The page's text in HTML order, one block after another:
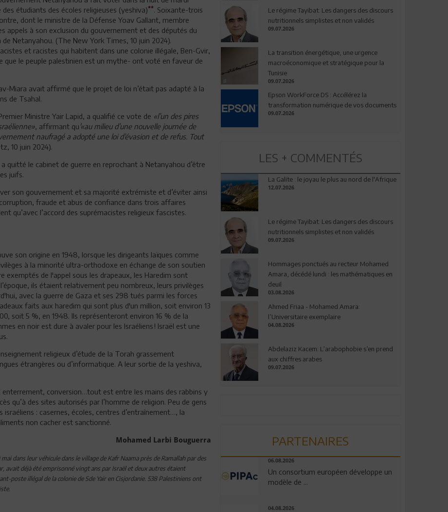
étudiants des écoles religieuses (yeshiva)**. Soixante-trois
dont le ministre de la Défense Yoav Gallant, membre
appels à son exclusion du gouvernement et des députés du
Netanyahou. (The New York Times, 10 juin 2024).
et racistes qui habitent dans une colonie illégale, Ben-Gvir,
le peuple palestinien est un mythe- ont voté en faveur de
Miara avait affirmé que le projet de loi n’était pas adapté à la
de Tsahal.
Ministre Yair Lapid, a qualifié ce vote de «l’un des pires
, affirmant qu '«au milieu d’une nouvelle journée de
naufragé a adopté une loi d’évasion et de refus. Tout
10 juin 2024).
quitté le cabinet de guerre en reprochant à Netanyahou d’être
juifs.
son gouvernement et sa majorité extrémiste et d’éviter ainsi
fraude et abus de confiance dans trois affaires
qu’avec l’accord des suprémacistes religieux fascistes.
son origine en 1948, lorsque les dirigeants laïques comme
à la minorité ultra-orthodoxe en échange de son soutien
exemptés de l'appel sous les drapeaux, les Haredim sont
ils étaient relativement peu nombreux, leurs privilèges
avec la guerre de Gaza et ses 298 tués parmi les forces
faits aux haredim qui sont plus d'un million, soit environ 13
soit 5 %, en 1948. Ils représenteront environ 16 % de la
en noir est dure à avaler pour les Israéliens ! Israël est une
religieux d’étude de la Torah grassement
étrangères ou d’informatique. A leur sortie de la yeshiva,
enterrement, conversion…tout est entre les mains des rabbins y
qu’à des sites autorisés par l’homme de religion. Peu de gens
: casernes, écoles, centres d’entraînement…, la
non cacher est sanctionné.
Mohamed Larbi Bouguerra
dans leur véhicule dans le village de Kafr Naama près de Ramallah par des
avait déjà été emprisonné vingt ans par Israël et deux autres étaient
poste illégal de la colonie de Sde Yair en Cisjordanie. 538 Palestiniens ont
Le régime Tayibat: Les dangers des discours
nutritionnels simplistes et non validés
09.07.2026
La transition énergétique, une urgence
macroéconomique et stratégique pour la
Tunisie
09.07.2026
Epson WorkForce DS : Accélérez la
transformation numérique de vos documents
09.07.2026
LES + COMMENTÉS
La Galite : le joyau le plus au nord de l'Afrique
12.07.2026
Le régime Tayibat: Les dangers des discours
nutritionnels simplistes et non validés
09.07.2026
Hommages ponctués au recteur Mohamed
Amara, décédé lundi : les mathématiques en
deuil
03.08.2026
Ahmed Friaa - Mohamed Amara:
l’Universitaire exemplaire
04.08.2026
Abdelaziz Kacem: L’arabophobie s’en prend
aux chiffres arabes
09.07.2026
PARTENAIRES
06.08.2026
Un consortium européen développe un
modèle de ...
04.08.2026